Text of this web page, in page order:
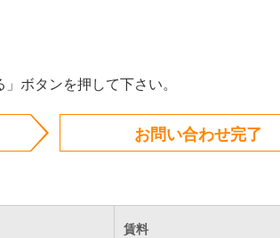
ボタンを押して下さい。
お問い合わせ完了
賃料